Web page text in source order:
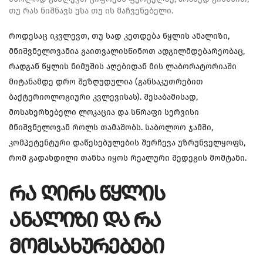
თუ რას ნიშნავს ესა თუ ის მაჩვენებელი.
როდესაც იკვლევთ, თუ სად კეთდება წყლის ანალიზი,
მნიშვნელოვანია გაითვალისწინოთ ადგილმდებარეობაც,
რადგან წყლის ნიმუშის აღებიდან მის ლაბორატორიაში
მიტანამდე დრო შეზღუდულია (განსაკუთრებით
ბაქტერიოლოგიური კვლევისას). შესაბამისად,
მოსახერხებელი ლოკაცია და სწრაფი სერვისი
მნიშვნელოვან როლს თამაშობს. საბოლოო ჯამში,
კომპეტენტური დაწესებულების შერჩევა უზრუნველყოფს,
რომ გადახდილი თანხა იყოს რეალური შედეგის მომტანი.
ᲠᲐ ᲦᲘᲠᲡ ᲬᲧᲚᲘᲡ
ᲐᲜᲐᲚᲘᲖᲘ ᲓᲐ ᲠᲐ
ᲛᲝᲛᲡᲐᲮᲣᲠᲔᲑᲔᲑᲘ